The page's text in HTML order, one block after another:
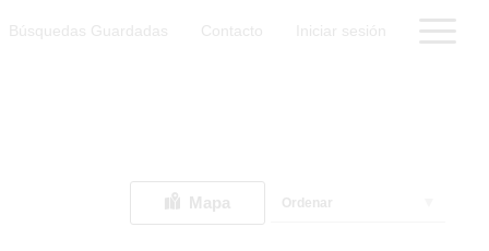
Búsquedas Guardadas Contacto Iniciar sesión
Mapa Ordenar